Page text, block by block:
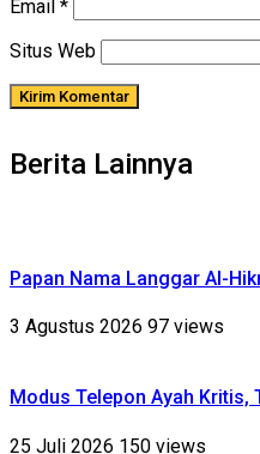
Email *
Situs Web
Berita Lainnya
Papan Nama Langgar Al-
3 Agustus 2026 97 views
Modus Telepon Ayah Kritis,
25 Juli 2026 150 views